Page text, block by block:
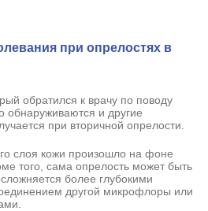
при опрелостях в
обратился к врачу по поводу
обнаруживаются и другие
при вторичной опрелости.
слоя кожи произошло на фоне
того, сама опрелость может быть
более глубокими
другой микрофлоры или